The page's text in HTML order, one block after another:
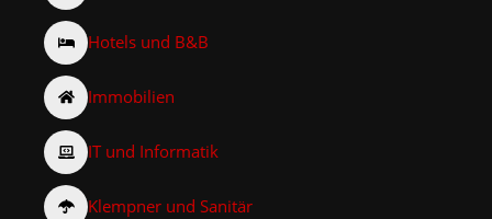
Hotels und B&B
Immobilien
IT und Informatik
Klempner und Sanitär